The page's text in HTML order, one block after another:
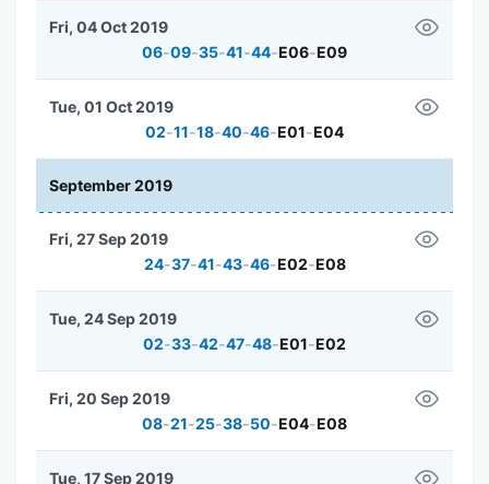
06-09-35-41-44-E06-E09
Fri, 04 Oct 2019
02-11-18-40-46-E01-E04
Tue, 01 Oct 2019
September 2019
24-37-41-43-46-E02-E08
Fri, 27 Sep 2019
02-33-42-47-48-E01-E02
Tue, 24 Sep 2019
08-21-25-38-50-E04-E08
Fri, 20 Sep 2019
Tue, 17 Sep 2019